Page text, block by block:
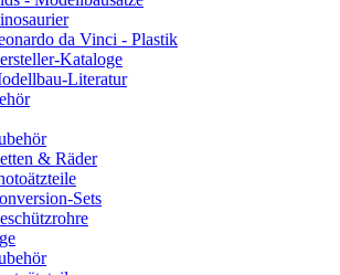
da Vinci - Plastik
Kataloge
Literatur
& Räder
Sets